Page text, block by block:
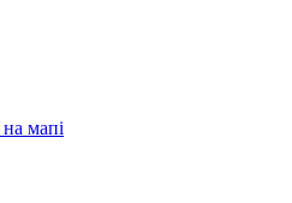
мапі